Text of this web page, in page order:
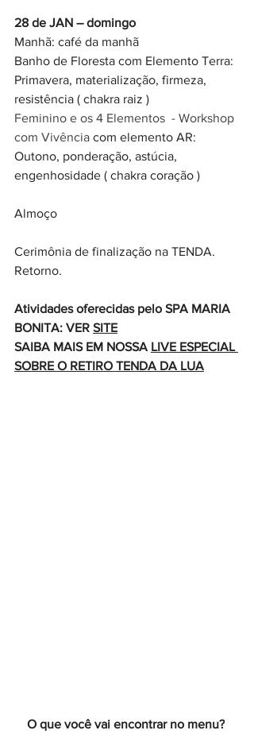
28 de JAN – domingo
Manhã: café da manhã
Banho de Floresta com Elemento Terra:
Primavera, materialização, firmeza,
resistência ( chakra raiz )
Feminino e os 4 Elementos  - Workshop
com Vivência com elemento AR:
Outono, ponderação, astúcia,
engenhosidade ( chakra coração )
Almoço
Cerimônia de finalização na TENDA.
Retorno.
Atividades oferecidas pelo SPA MARIA
BONITA: VER SITE
SAIBA MAIS EM NOSSA LIVE ESPECIAL
SOBRE O RETIRO TENDA DA LUA
O que você vai encontrar no menu?